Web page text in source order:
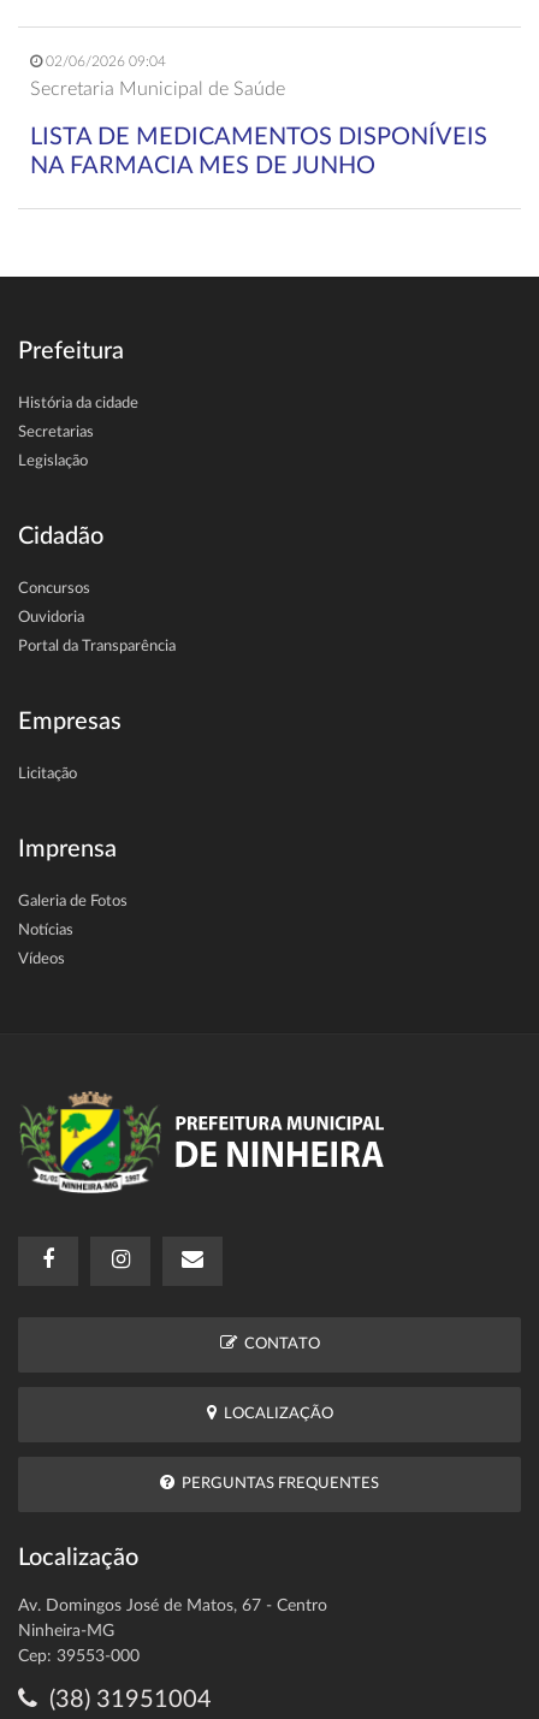
02/06/2026 09:04
Secretaria Municipal de Saúde
LISTA DE MEDICAMENTOS DISPONÍVEIS
NA FARMACIA MES DE JUNHO
Prefeitura
História da cidade
Secretarias
Legislação
Cidadão
Concursos
Ouvidoria
Portal da Transparência
Empresas
Licitação
Imprensa
Galeria de Fotos
Notícias
Vídeos
CONTATO
LOCALIZAÇÃO
PERGUNTAS FREQUENTES
Localização
Av. Domingos José de Matos, 67 - Centro
Ninheira-MG
Cep: 39553-000
(38) 31951004